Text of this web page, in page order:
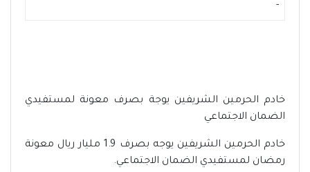
-
خادم الحرمين الشريفين يوجة بصرف معونة لمستفيدي
الضمان الاجتماعي
خادم الحرمين الشريفين يوجه بصرف 1.9 مليار ريال معونة
رمضان لمستفيدي الضمان الاجتماعي.